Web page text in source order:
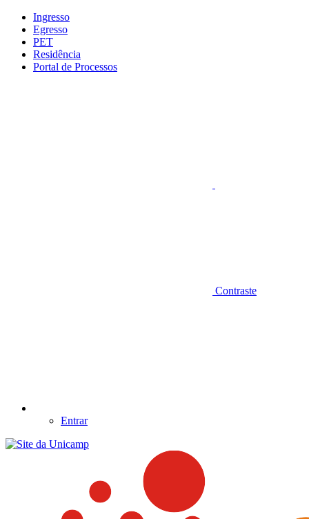
Conteúdo principal
Ingresso
Egresso
PET
Residência
Portal de Processos
Contraste
Entrar